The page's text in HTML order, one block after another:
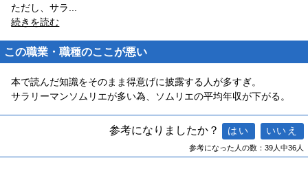
ただし、サラ
続きを読む
この職業・職種のここが悪い
本で読んだ知識をそのまま得意げに披露する人が多すぎ。
サラリーマンソムリエが多い為、ソムリエの平均年収が下がる。
参考になりましたか？
参考になった人の数：39人中36人